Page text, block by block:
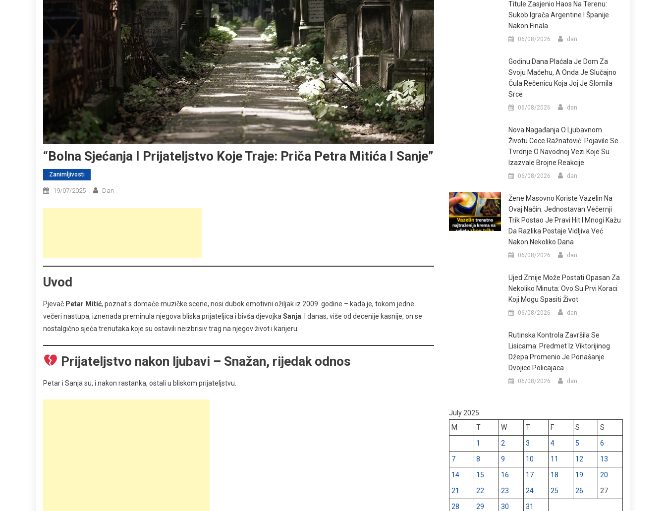
“Bolna Sjećanja I Prijateljstvo Koje Traje: Priča Petra Mitića I Sanje”
Zanimljivosti
19/07/2025 Dan
Uvod
Pjevač Petar Mitić, poznat s domaće muzičke scene, nosi dubok emotivni ožiljak iz 2009. godine – kada je, tokom jedne
večeri nastupa, iznenada preminula njegova bliska prijateljica i bivša djevojka Sanja . I danas, više od decenije kasnije, on se
nostalgično sjeća trenutaka koje su ostavili neizbrisiv trag na njegov život i karijeru.
Prijateljstvo nakon ljubavi – Snažan, rijedak odnos
Petar i Sanja su, i nakon rastanka, ostali u bliskom prijateljstvu.
Titule Zasjenio Haos Na Terenu:
Sukob Igrača Argentine I Španije
Nakon Finala
06/08/2026 dan
Godinu Dana Plaćala Je Dom Za
Svoju Maćehu, A Onda Je Slučajno
Čula Rečenicu Koja Joj Je Slomila
Srce
06/08/2026 dan
Nova Nagađanja O Ljubavnom
Životu Cece Ražnatović: Pojavile Se
Tvrdnje O Navodnoj Vezi Koje Su
Izazvale Brojne Reakcije
06/08/2026 dan
Žene Masovno Koriste Vazelin Na
Ovaj Način: Jednostavan Večernji
Trik Postao Je Pravi Hit I Mnogi Kažu
Da Razlika Postaje Vidljiva Već
Nakon Nekoliko Dana
06/08/2026 dan
Ujed Zmije Može Postati Opasan Za
Nekoliko Minuta: Ovo Su Prvi Koraci
Koji Mogu Spasiti Život
06/08/2026 dan
Rutinska Kontrola Završila Se
Lisicama: Predmet Iz Viktorijinog
Džepa Promenio Je Ponašanje
Dvojice Policajaca
06/08/2026 dan
July 2025
M
T W T F S
S
1
2 3 4 5
6
7
8 9 10 11 12
13
14
15 16 17 18 19
20
21
22 23 24 25 26
27
28
29 30 31